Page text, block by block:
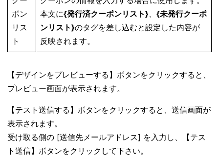
ポン
リス
ト
本文に{発行済クーポンリスト}、 {未発行クーポ
ンリスト}のタグを差し込むと設定した内容が
反映されます。
【デザインをプレビューする】ボタンをクリックすると、
プレビュー画面が表示されます。
【テスト送信する】ボタンをクリックすると、送信画面が
表示されます。
受け取る側の [送信先メールアドレス] を入力し、【テス
ト送信】ボタンをクリックして下さい。